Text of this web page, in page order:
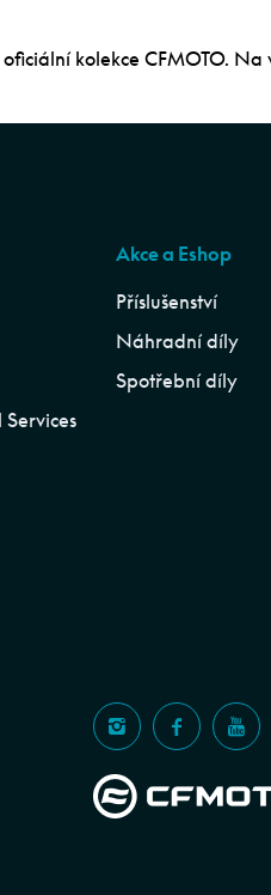
kolekce CFMOTO. Na
Akce a Eshop
Příslušenství
Náhradní díly
Spotřební díly